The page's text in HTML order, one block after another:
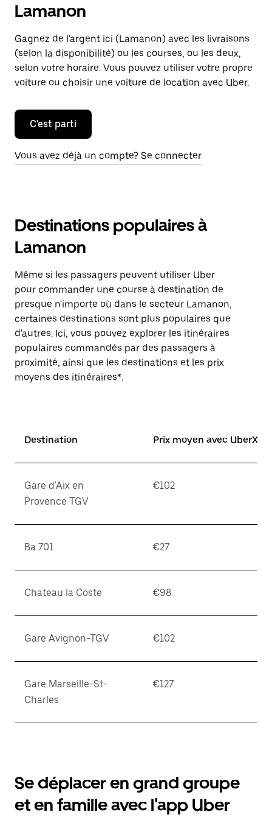
Lamanon
Gagnez de l'argent ici (Lamanon) avec les livraisons
(selon la disponibilité) ou les courses, ou les deux,
selon votre horaire. Vous pouvez utiliser votre propre
voiture ou choisir une voiture de location avec Uber.
C'est parti
Vous avez déjà un compte? Se connecter
Destinations populaires à
Lamanon
Même si les passagers peuvent utiliser Uber
pour commander une course à destination de
presque n'importe où dans le secteur Lamanon,
certaines destinations sont plus populaires que
d'autres. Ici, vous pouvez explorer les itinéraires
populaires commandés par des passagers à
proximité, ainsi que les destinations et les prix
moyens des itinéraires*.
Destination Prix moyen avec UberX*
Gare d'Aix en
Provence TGV
€102
Ba 701 €27
Chateau la Coste €98
Gare Avignon-TGV €102
Gare Marseille-St-
Charles
€127
Se déplacer en grand groupe
et en famille avec l'app Uber